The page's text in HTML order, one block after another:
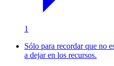
1
Sólo para recordar que no
a dejar en los recursos.